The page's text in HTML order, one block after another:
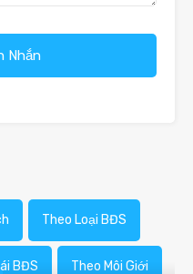
Nhắn
Theo Loại BĐS
BĐS Theo Môi Giới